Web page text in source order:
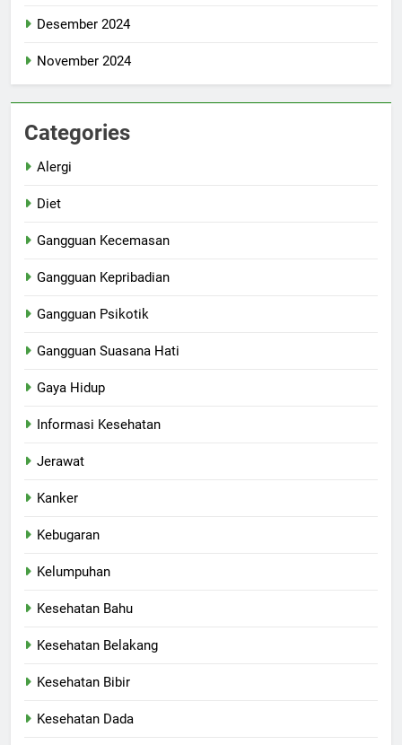
Desember 2024
November 2024
Categories
Alergi
Diet
Gangguan Kecemasan
Gangguan Kepribadian
Gangguan Psikotik
Gangguan Suasana Hati
Gaya Hidup
Informasi Kesehatan
Jerawat
Kanker
Kebugaran
Kelumpuhan
Kesehatan Bahu
Kesehatan Belakang
Kesehatan Bibir
Kesehatan Dada